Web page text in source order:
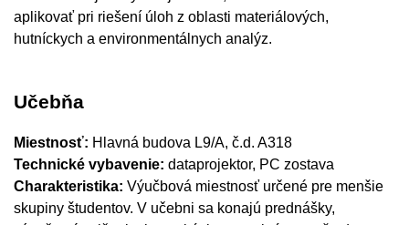
aplikovať pri riešení úloh z oblasti materiálových,
hutníckych a environmentálnych analýz.
Učebňa
Miestnosť: Hlavná budova L9/A, č.d. A318
Technické vybavenie: dataprojektor, PC zostava
Charakteristika: Výučbová miestnosť určené pre menšie
skupiny študentov. V učebni sa konajú prednášky,